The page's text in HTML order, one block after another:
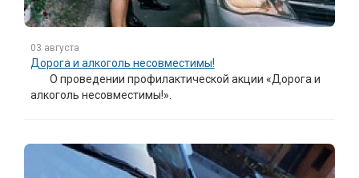
03 августа
Дорога и алкоголь несовместимы!
О проведении профилактической акции «Дорога и
алкоголь несовместимы!».